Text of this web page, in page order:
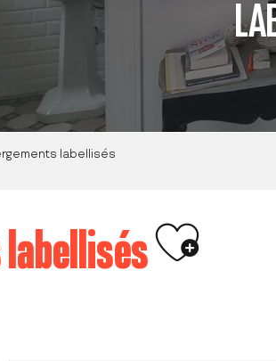
labellisés
Ajouter